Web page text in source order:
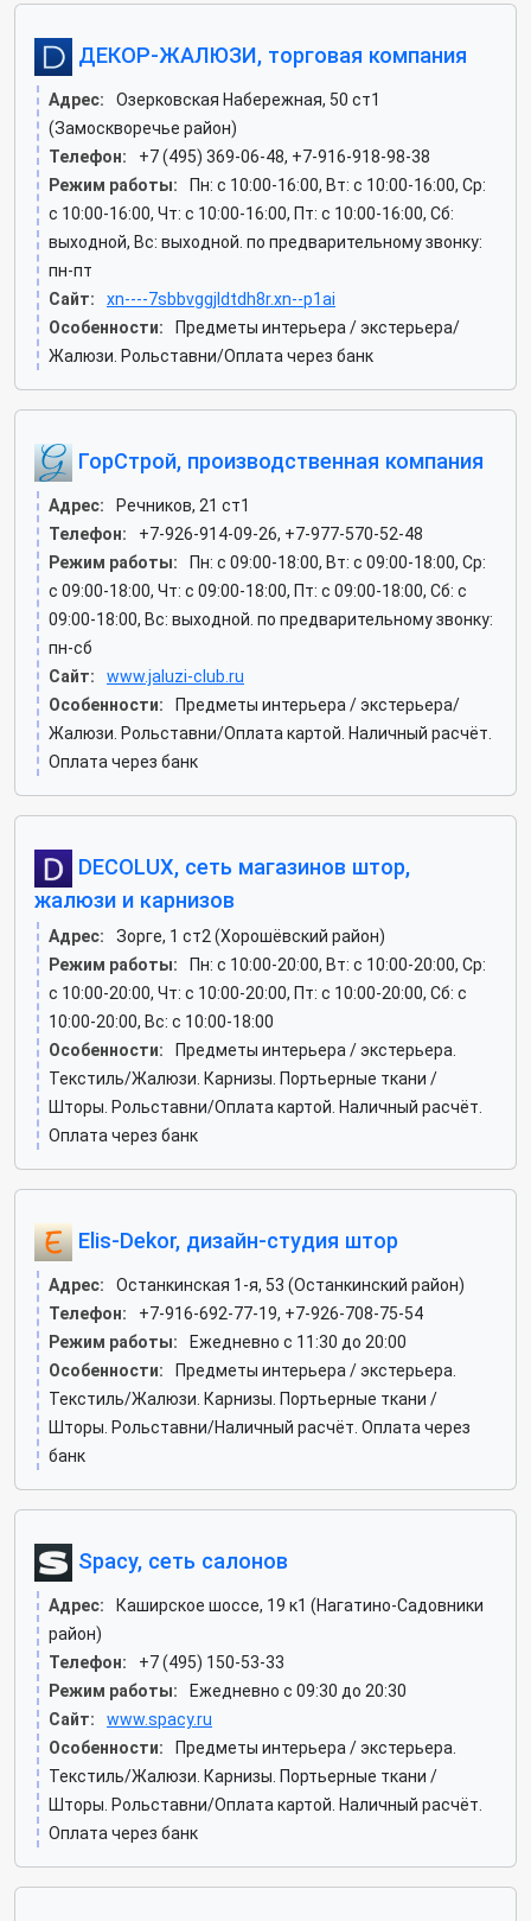
ДЕКОР-ЖАЛЮЗИ, торговая компания
Адрес:
Озерковская Набережная, 50 ст1
(Замоскворечье район)
Телефон:
+7 (495) 369-06-48, +7-916-918-98-38
Режим работы:
Пн: c 10:00-16:00, Вт: c 10:00-16:00, Ср:
c 10:00-16:00, Чт: c 10:00-16:00, Пт: c 10:00-16:00, Сб:
выходной, Вс: выходной. по предварительному звонку:
пн-пт
Сайт:
xn----7sbbvggjldtdh8r.xn--p1ai
Особенности:
Предметы интерьера / экстерьера/
Жалюзи. Рольставни/Оплата через банк
ГорСтрой, производственная компания
Адрес:
Речников, 21 ст1
Телефон:
+7-926-914-09-26, +7-977-570-52-48
Режим работы:
Пн: c 09:00-18:00, Вт: c 09:00-18:00, Ср:
c 09:00-18:00, Чт: c 09:00-18:00, Пт: c 09:00-18:00, Сб: c
09:00-18:00, Вс: выходной. по предварительному звонку:
пн-сб
Сайт:
www.jaluzi-club.ru
Особенности:
Предметы интерьера / экстерьера/
Жалюзи. Рольставни/Оплата картой. Наличный расчёт.
Оплата через банк
DECOLUX, сеть магазинов штор,
жалюзи и карнизов
Адрес:
Зорге, 1 ст2 (Хорошёвский район)
Режим работы:
Пн: c 10:00-20:00, Вт: c 10:00-20:00, Ср:
c 10:00-20:00, Чт: c 10:00-20:00, Пт: c 10:00-20:00, Сб: c
10:00-20:00, Вс: c 10:00-18:00
Особенности:
Предметы интерьера / экстерьера.
Текстиль/Жалюзи. Карнизы. Портьерные ткани /
Шторы. Рольставни/Оплата картой. Наличный расчёт.
Оплата через банк
Elis-Dekor, дизайн-студия штор
Адрес:
Останкинская 1-я, 53 (Останкинский район)
Телефон:
+7-916-692-77-19, +7-926-708-75-54
Режим работы:
Ежедневно с 11:30 до 20:00
Особенности:
Предметы интерьера / экстерьера.
Текстиль/Жалюзи. Карнизы. Портьерные ткани /
Шторы. Рольставни/Наличный расчёт. Оплата через
банк
Spacy, сеть салонов
Адрес:
Каширское шоссе, 19 к1 (Нагатино-Садовники
район)
Телефон:
+7 (495) 150-53-33
Режим работы:
Ежедневно с 09:30 до 20:30
Сайт:
www.spacy.ru
Особенности:
Предметы интерьера / экстерьера.
Текстиль/Жалюзи. Карнизы. Портьерные ткани /
Шторы. Рольставни/Оплата картой. Наличный расчёт.
Оплата через банк